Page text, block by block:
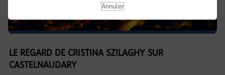
LE REGARD DE CRISTINA SZILAGHY SUR
CASTELNAUDARY
Annuler